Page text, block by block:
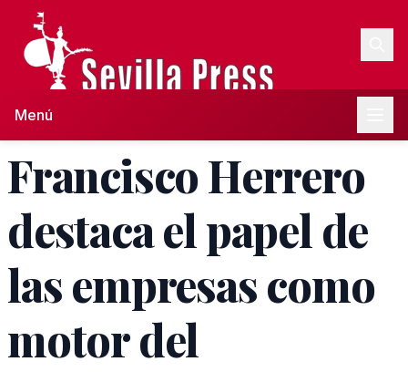
Menú
Francisco Herrero
destaca el papel de
las empresas como
motor del